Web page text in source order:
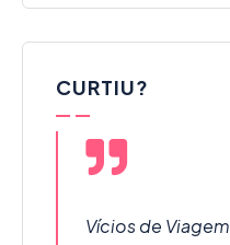
CURTIU?
Vícios de Viagem